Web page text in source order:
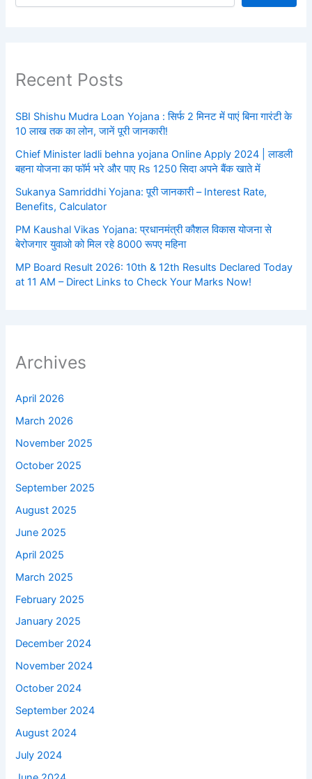
Recent Posts
SBI Shishu Mudra Loan Yojana : सिर्फ 2 मिनट में पाएं बिना गारंटी के
10 लाख तक का लोन, जानें पूरी जानकारी!
Chief Minister ladli behna yojana Online Apply 2024 | लाडली
बहना योजना का फॉर्म भरे और पाए Rs 1250 सिदा अपने बैंक खाते में
Sukanya Samriddhi Yojana: पूरी जानकारी – Interest Rate,
Benefits, Calculator
PM Kaushal Vikas Yojana: प्रधानमंत्री कौशल विकास योजना से
बेरोजगार युवाओ को मिल रहे 8000 रूपए महिना
MP Board Result 2026: 10th & 12th Results Declared Today
at 11 AM – Direct Links to Check Your Marks Now!
Archives
April 2026
March 2026
November 2025
October 2025
September 2025
August 2025
June 2025
April 2025
March 2025
February 2025
January 2025
December 2024
November 2024
October 2024
September 2024
August 2024
July 2024